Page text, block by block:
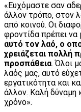
«Ευχόμαστε σαν
άλλον τρόπο, στον
από κοινού. Οι
φροντίδα πρέπει να
αυτό τον λαό, ο
χρειάζεται πολλή
προσπάθεια. Όλοι
λαός μας, αυτό
εργατικότητα και
άλλον. Καλή δύναμη
χρόνο».